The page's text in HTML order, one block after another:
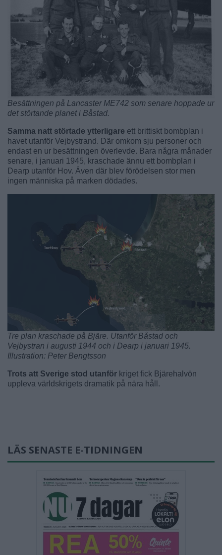
Besättningen på Lancaster ME742 som senare hoppade ur
det störtande planet i Båstad.
Samma natt störtade ytterligare ett brittiskt bombplan i
havet utanför Vejbystrand. Där omkom sju personer och
endast en ur besättningen överlevde. Bara några månader
senare, i januari 1945, kraschade ännu ett bombplan i
Dearp utanför Hov. Även där blev förödelsen stor men
ingen människa på marken dödades.
Tre plan kraschade på Bjäre. Utanför Båstad och
Vejbystran i augusti 1944 och i Dearp i januari 1945.
Illustration: Peter Bengtsson
Trots att Sverige stod utanför kriget fick Bjärehalvön
uppleva världskrigets dramatik på nära håll.
LÄS SENASTE E-TIDNINGEN